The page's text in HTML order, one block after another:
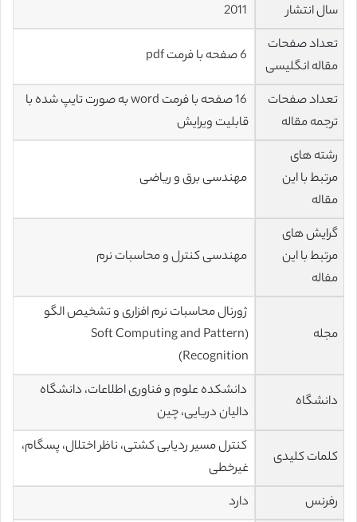
سال انتشار
تعداد صفحات
مقاله انگلیسی
تعداد صفحات
ترجمه مقاله
16 صفحه با فرمت word به صورت تایپ شده با
قابلیت ویرایش
رشته های
مرتبط با این
مقاله
مهندسی برق و ریاضی
گرایش های
مرتبط با این
مفاله
مهندسی کنترل و محاسبات نرم
مجله
ژورنال محاسبات نرم افزاری و تشخیص الگو
(Soft Computing and Pattern
Recognition)
دانشگاه
دانشکده علوم و فناوری اطلاعات، دانشگاه
دالیان دریایی، چین
کلمات کلیدی
کنترل مسیر ردیابی کشتی، ناظر اختلال، پسگام،
غیرخطی
رفرنس
دارد